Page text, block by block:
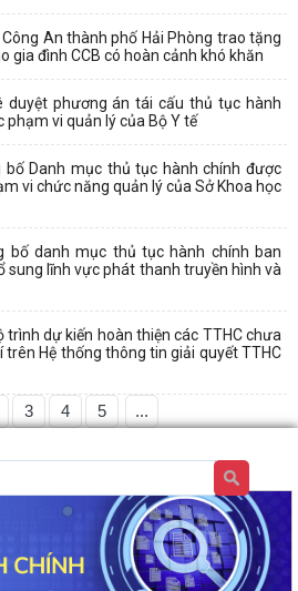
An thành phố Hải Phòng trao tặng
gia đình CCB có hoàn cảnh khó khăn
duyệt phương án tái cấu thủ tục hành
vi quản lý của Bộ Y tế
bố Danh mục thủ tục hành chính được
vi chức năng quản lý của Sở Khoa học
bố danh mục thủ tục hành chính ban
sung lĩnh vực phát thanh truyền hình và
dự kiến hoàn thiện các TTHC chưa
Hệ thống thông tin giải quyết TTHC
3 4 5 ...